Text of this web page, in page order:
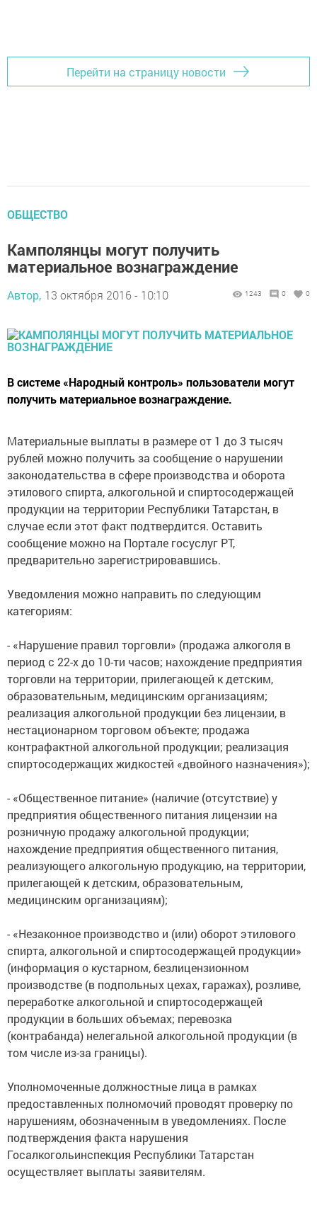
Перейти на страницу новости
ОБЩЕСТВО
Камполянцы могут получить
материальное вознаграждение
Автор, 13 октября 2016 - 10:10 1243 0 0
В системе «Народный контроль» пользователи могут
получить материальное вознаграждение.
Материальные выплаты в размере от 1 до 3 тысяч
рублей можно получить за сообщение о нарушении
законодательства в сфере производства и оборота
этилового спирта, алкогольной и спиртосодержащей
продукции на территории Республики Татарстан, в
случае если этот факт подтвердится. Оставить
сообщение можно на Портале госуслуг РТ,
предварительно зарегистрировавшись.
Уведомления можно направить по следующим
категориям:
- «Нарушение правил торговли» (продажа алкоголя в
период с 22-х до 10-ти часов; нахождение предприятия
торговли на территории, прилегающей к детским,
образовательным, медицинским организациям;
реализация алкогольной продукции без лицензии, в
нестационарном торговом объекте; продажа
контрафактной алкогольной продукции; реализация
спиртосодержащих жидкостей «двойного назначения»);
- «Общественное питание» (наличие (отсутствие) у
предприятия общественного питания лицензии на
розничную продажу алкогольной продукции;
нахождение предприятия общественного питания,
реализующего алкогольную продукцию, на территории,
прилегающей к детским, образовательным,
медицинским организациям);
- «Незаконное производство и (или) оборот этилового
спирта, алкогольной и спиртосодержащей продукции»
(информация о кустарном, безлицензионном
производстве (в подпольных цехах, гаражах), розливе,
переработке алкогольной и спиртосодержащей
продукции в больших объемах; перевозка
(контрабанда) нелегальной алкогольной продукции (в
том числе из-за границы).
Уполномоченные должностные лица в рамках
предоставленных полномочий проводят проверку по
нарушениям, обозначенным в уведомлениях. После
подтверждения факта нарушения
Госалкогольинспекция Республики Татарстан
осуществляет выплаты заявителям.